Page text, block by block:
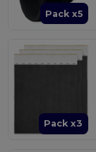
Pack x5
Pack x3